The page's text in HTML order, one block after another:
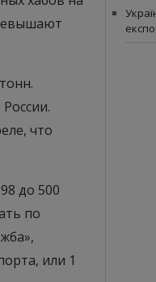
что
до 500
по
или 1